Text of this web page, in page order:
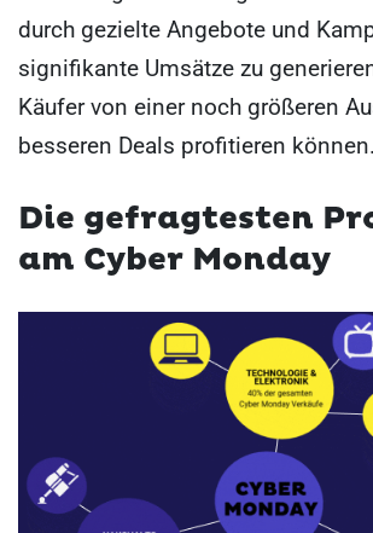
durch gezielte Angebote und
signifikante Umsätze zu
Käufer von einer noch größeren
besseren Deals profitieren können.
Die gefragtesten
am Cyber Monday